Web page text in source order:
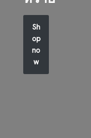
Sh
op
no
w